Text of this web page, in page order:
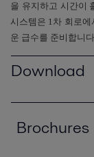
을 유지하고 시간이
시스템은 1차 회로에
운 급수를 준비합니
Download
Brochures